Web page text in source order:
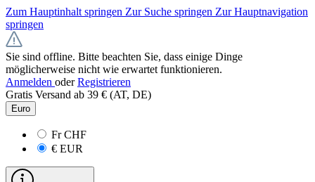
Zum Hauptinhalt springen Zur Suche springen Zur Hauptnavigation
springen
Sie sind offline. Bitte beachten Sie, dass einige Dinge
möglicherweise nicht wie erwartet funktionieren.
Anmelden oder Registrieren
Gratis Versand ab 39 € (AT, DE)
Euro
FrCHF
€ EUR